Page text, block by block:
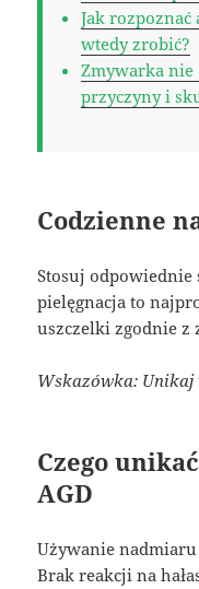
Jak
wtedy zrobić?
Zmywarka nie
przyczyny i
Codzienne
Stosuj odpowiednie
pielęgnacja to
uszczelki zgodnie z
Wskazówka: Unikaj
Czego
AGD
Używanie nadmiaru
Brak reakcji na